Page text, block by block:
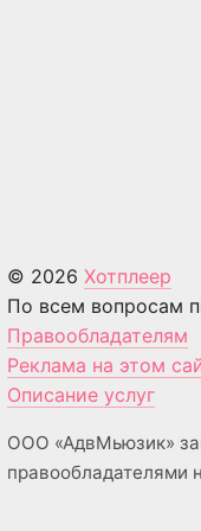
© 2026 Хотплеер
По всем вопросам
Правообладателям
Реклама на этом
Описание услуг
ООО «АдвМьюзик»
правообладателями